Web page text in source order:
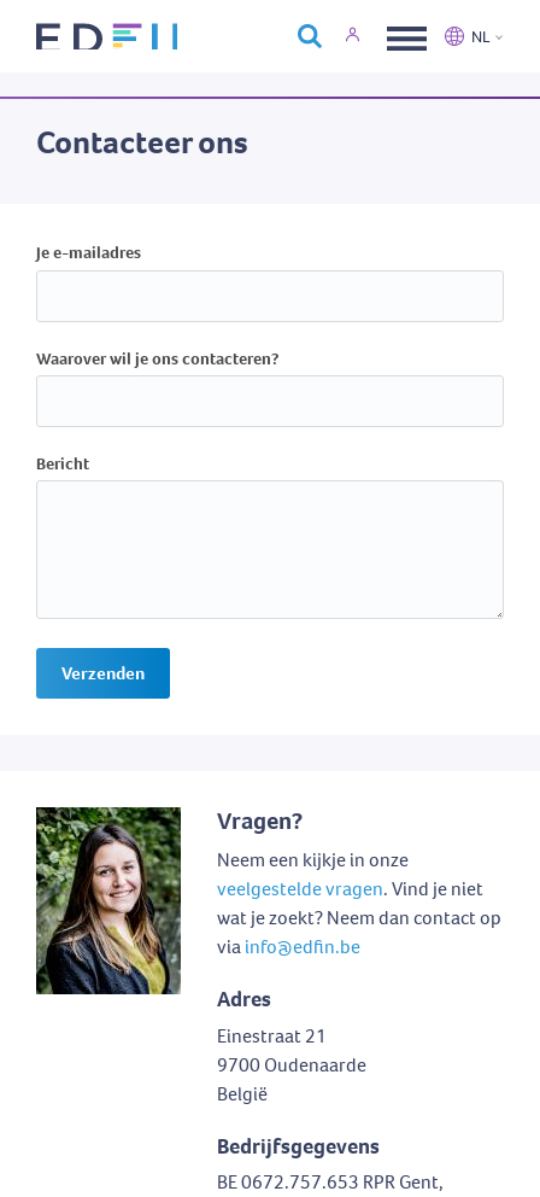
Over Edfin
NL
Contacteer ons
Je e-mailadres
Waarover wil je ons contacteren?
Bericht
Verzenden
Vragen?
Neem een kijkje in onze
veelgestelde vragen. Vind je niet
wat je zoekt? Neem dan contact op
viainfo@edfin.be
Adres
Einestraat 21
9700 Oudenaarde
België
Bedrijfsgegevens
BE 0672.757.653 RPR Gent,